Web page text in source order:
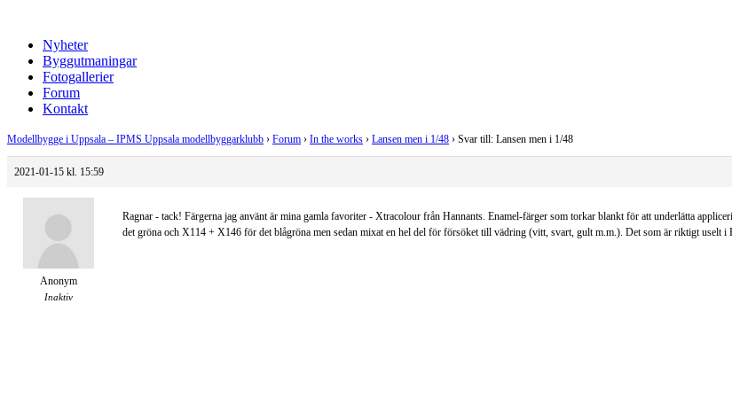
Nyheter
Byggutmaningar
Fotogallerier
Forum
Kontakt
Modellbygge i Uppsala – IPMS Uppsala modellbyggarklubb › Forum › In the works › Lansen men i 1/48 › Svar till: Lansen men i 1/48
2021-01-15 kl. 15:59
Anonym
Inaktiv
Ragnar - tack! Färgerna jag använt är mina gamla favoriter - Xtracolour från Hannants. Enamel-färger som torkar blankt för att underlätta
det gröna och X114 + X146 för det blågröna men sedan mixat en hel del för försöket till vädring (vitt, svart, gult m.m.). Det som är riktigt uselt i